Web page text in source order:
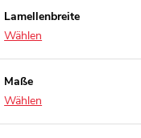
Lamellenbreite
Wählen
Maße
Wählen